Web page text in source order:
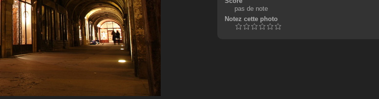
pas de note
Notez cette photo